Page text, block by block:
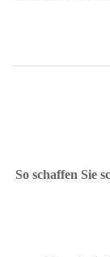
So schaffen Sie